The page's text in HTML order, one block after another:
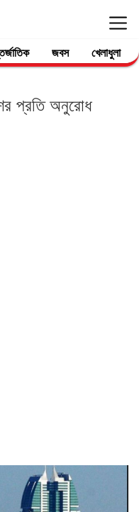
জবস খেলাধুলা
প্রতি অনুরোধ